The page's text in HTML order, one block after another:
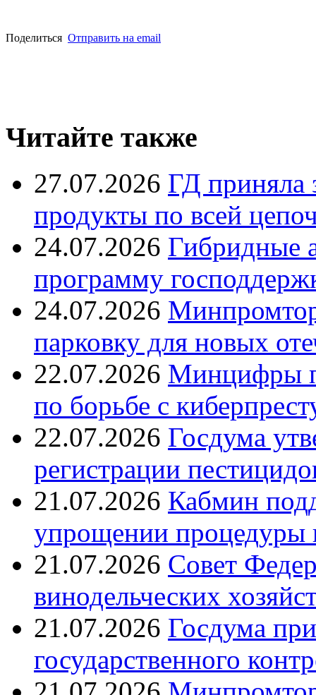
Поделиться Отправить на email
Читайте также
27.07.2026 ГД приняла
продукты по всей
24.07.2026 Гибридные
программу
24.07.2026
парковку для новых
22.07.2026 Минцифры
по борьбе с
22.07.2026 Госдума
регистрации
21.07.2026 Кабмин
упрощении процедуры
21.07.2026 Совет
винодельческих
21.07.2026 Госдума
государственного